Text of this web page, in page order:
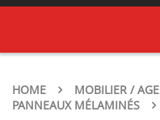
HOME
MOBILIER /
PANNEAUX MÉLAMINÉS